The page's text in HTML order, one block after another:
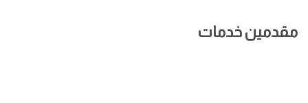
مقدمين خدمات